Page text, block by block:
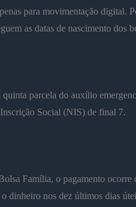
para movimentação digital.
as datas de nascimento dos
quinta parcela do auxílio
Social (NIS) de final 7.
Família, o pagamento
dinheiro nos dez últimos dias